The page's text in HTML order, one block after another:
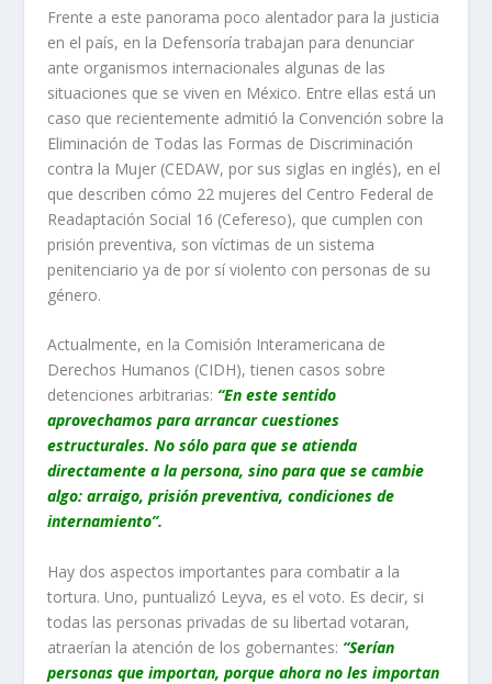
Frente a este panorama poco alentador para la justicia
en el país, en la Defensoría trabajan para denunciar
ante organismos internacionales algunas de las
situaciones que se viven en México. Entre ellas está un
caso que recientemente admitió la Convención sobre la
Eliminación de Todas las Formas de Discriminación
contra la Mujer (CEDAW, por sus siglas en inglés), en el
que describen cómo 22 mujeres del Centro Federal de
Readaptación Social 16 (Cefereso), que cumplen con
prisión preventiva, son víctimas de un sistema
penitenciario ya de por sí violento con personas de su
género.
Actualmente, en la Comisión Interamericana de
Derechos Humanos (CIDH), tienen casos sobre
detenciones arbitrarias: “En este sentido
aprovechamos para arrancar cuestiones
estructurales. No sólo para que se atienda
directamente a la persona, sino para que se cambie
algo: arraigo, prisión preventiva, condiciones de
internamiento”.
Hay dos aspectos importantes para combatir a la
tortura. Uno, puntualizó Leyva, es el voto. Es decir, si
todas las personas privadas de su libertad votaran,
atraerían la atención de los gobernantes: “Serían
personas que importan, porque ahora no les importan